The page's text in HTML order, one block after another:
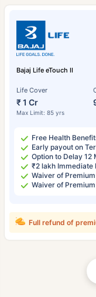
Bajaj Life eTouch II
Life Cover
₹ 1 Cr
Max Limit: 85 yrs
Free Health
Early payout on
Option to Delay 12
₹2 lakh Immediate
Waiver of
Waiver of
Full refund of